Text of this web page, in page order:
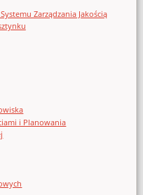
Zarządzania Jakością
i Planowania